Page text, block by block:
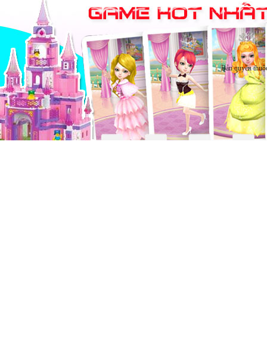
Bản quyền